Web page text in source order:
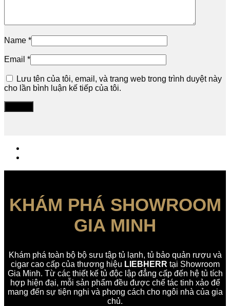
Name *
Email *
Lưu tên của tôi, email, và trang web trong trình duyệt này
cho lần bình luận kế tiếp của tôi.
KHÁM PHÁ SHOWROOM
GIA MINH
Khám phá toàn bộ bộ sưu tập tủ lạnh, tủ bảo quản rượu và
cigar cao cấp của thương hiệu LIEBHERR tại Showroom
Gia Minh. Từ các thiết kế tủ độc lập đẳng cấp đến hệ tủ tích
hợp hiện đại, mỗi sản phẩm đều được chế tác tinh xảo để
mang đến sự tiện nghi và phong cách cho ngôi nhà của gia
chủ.